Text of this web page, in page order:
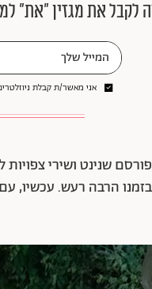
לקבל את מגזין ״את״
אני מאשר/ת קבלת
שנינט ושירי
הרבה רעש. עכשיו,